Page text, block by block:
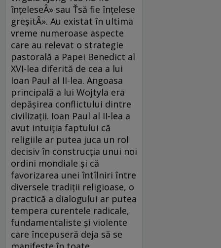
înţeleseÂ» sau Ťsă fie înţelese
greşitÂ». Au existat în ultima
vreme numeroase aspecte
care au relevat o strategie
pastorală a Papei Benedict al
XVI-lea diferită de cea a lui
Ioan Paul al II-lea. Angoasa
principală a lui Wojtyla era
depăşirea conflictului dintre
civilizaţii. Ioan Paul al II-lea a
avut intuiţia faptului că
religiile ar putea juca un rol
decisiv în construcţia unui noi
ordini mondiale şi că
favorizarea unei întîlniri între
diversele tradiţii religioase, o
practică a dialogului ar putea
tempera curentele radicale,
fundamentaliste şi violente
care începuseră deja să se